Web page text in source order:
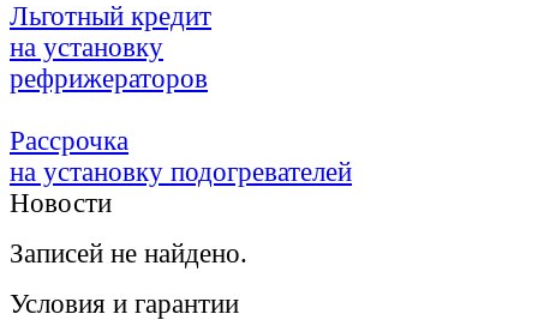
Льготный кредит
на установку
рефрижераторов
Рассрочка
на установку подогревателей
Новости
Записей не найдено.
Условия и гарантии